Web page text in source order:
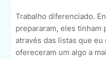
Trabalho diferenciado.
prepararam, eles tinham
através das listas que
ofereceram um algo a